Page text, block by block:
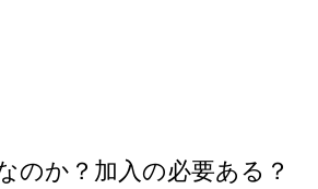
のか？加入の必要ある？